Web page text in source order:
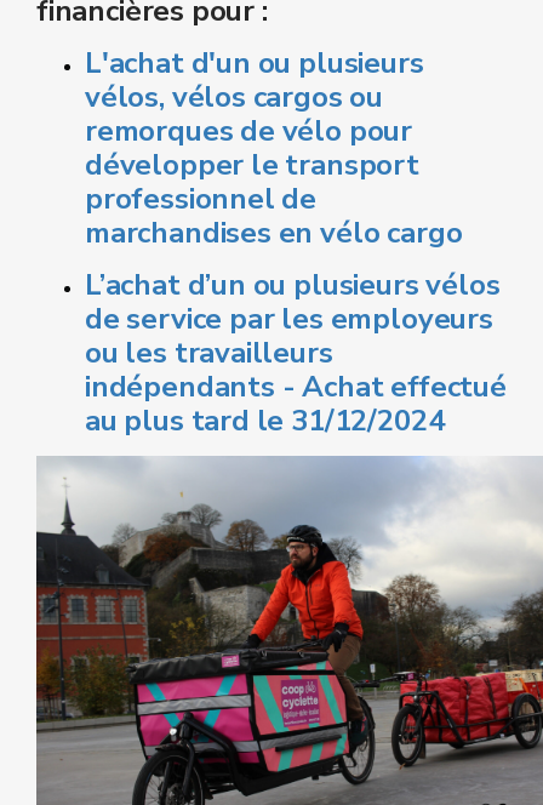
financières pour :
L'achat d'un ou plusieurs
vélos, vélos cargos ou
remorques de vélo pour
développer le transport
professionnel de
marchandises en vélo cargo
L’achat d’un ou plusieurs vélos
de service par les employeurs
ou les travailleurs
indépendants - Achat effectué
au plus tard le 31/12/2024